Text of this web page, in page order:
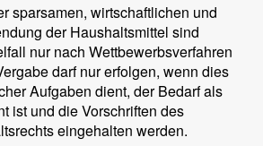
sparsamen, wirtschaftlichen und
der Haushaltsmittel sind
nur nach Wettbewerbsverfahren
darf nur erfolgen, wenn dies
Aufgaben dient, der Bedarf als
ist und die Vorschriften des
eingehalten werden.